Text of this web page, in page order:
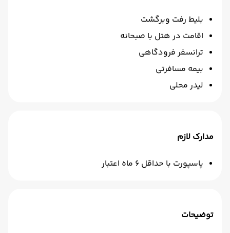
بلیط رفت وبرگشت
اقامت در هتل با صبحانه
ترانسفر فرودگاهی
بیمه مسافرتی
لیدر محلی
مدارک لازم
پاسپورت با حداقل 6 ماه اعتبار
توضیحات